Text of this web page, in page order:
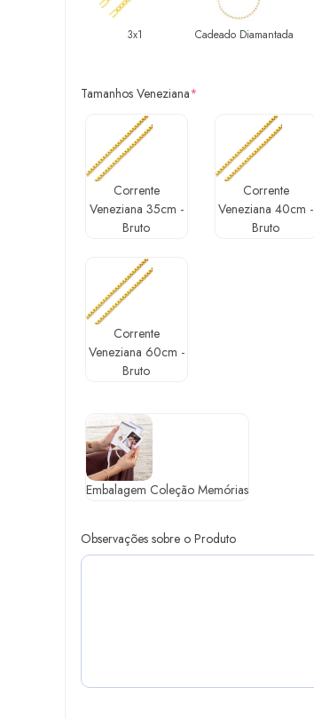
3x1 Cadeado Diamantada
Tamanhos Veneziana*
Corrente
Veneziana 35cm -
Bruto
Corrente
Veneziana 40cm -
Bruto
Corrente
Veneziana 60cm -
Bruto
Embalagem Coleção Memórias
Observações sobre o Produto